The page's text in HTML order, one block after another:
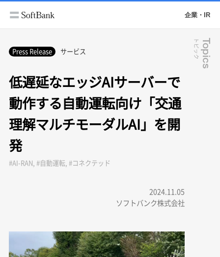
企業・IR
Press Release サービス
低遅延なエッジAIサーバーで
動作する自動運転向け「交通
理解マルチモーダルAI」を開
発
#AI-RAN, #自動運転, #コネクテッド
2024.11.05
ソフトバンク株式会社
Topics
トピック